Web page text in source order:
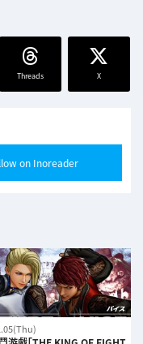
Threads X
on Inoreader